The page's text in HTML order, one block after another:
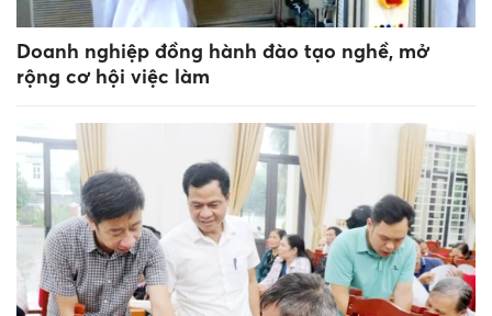
Doanh nghiệp đồng hành đào tạo nghề, mở
rộng cơ hội việc làm